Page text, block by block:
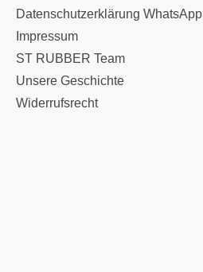
Datenschutzerklärung WhatsApp
Impressum
ST RUBBER Team
Unsere Geschichte
Widerrufsrecht